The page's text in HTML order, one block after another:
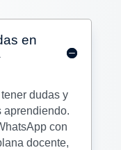
en
dudas y
aprendiendo.
con
docente,